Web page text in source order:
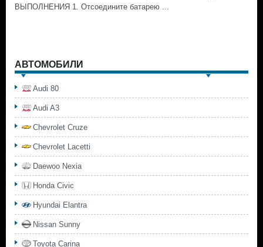
ВЫПОЛНЕНИЯ 1. Отсоедините батарею ...
АВТОМОБИЛИ
Audi 80
Audi A3
Chevrolet Cruze
Chevrolet Lacetti
Daewoo Nexia
Honda Civic
Hyundai Elantra
Nissan Sunny
Toyota Carina